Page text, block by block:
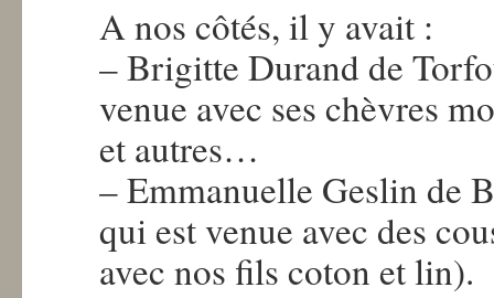
A nos côtés, il y avait :
– Brigitte Durand de
venue avec ses chèvres
et autres…
– Emmanuelle Geslin de
qui est venue avec des
avec nos fils coton et lin).